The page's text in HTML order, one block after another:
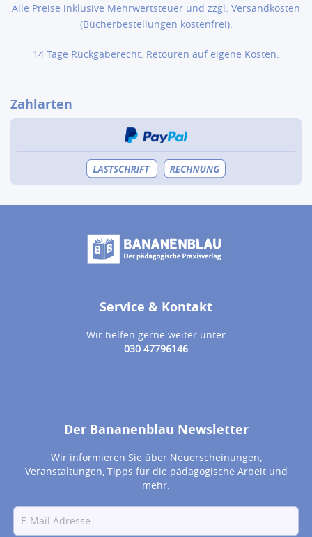
Alle Preise inklusive Mehrwertsteuer und zzgl. Versandkosten
(Bücher­bestellungen kostenfrei).
14 Tage Rückgaberecht. Retouren auf eigene Kosten.
Zahlarten
Service & Kontakt
Wir helfen gerne weiter unter
030 47796146
Der Bananenblau Newsletter
Wir informieren Sie über Neuerscheinungen,
Veranstaltungen, Tipps für die pädagogische Arbeit und
mehr.